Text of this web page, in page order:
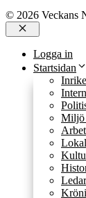
© 2026 Veckans
Stäng
Logga in
Startsidan
Miljö